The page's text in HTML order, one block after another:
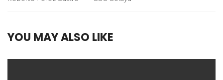
YOU MAY ALSO LIKE